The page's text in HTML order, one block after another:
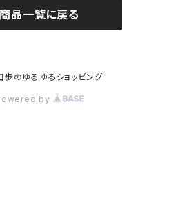
商品一覧に戻る
のゆるゆるショッピング
by